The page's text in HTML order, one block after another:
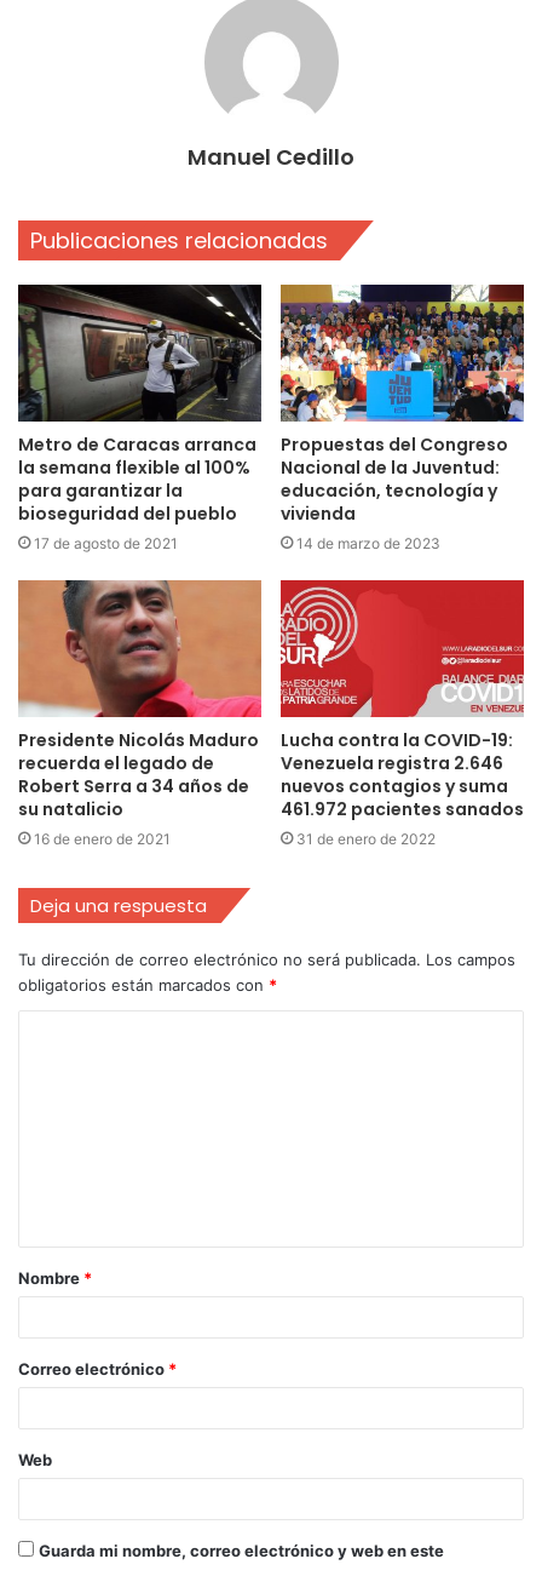
Manuel Cedillo
Publicaciones relacionadas
Metro de Caracas arranca
la semana flexible al 100%
para garantizar la
bioseguridad del pueblo
17 de agosto de 2021
Propuestas del Congreso
Nacional de la Juventud:
educación, tecnología y
vivienda
14 de marzo de 2023
Presidente Nicolás Maduro
recuerda el legado de
Robert Serra a 34 años de
su natalicio
16 de enero de 2021
Lucha contra la COVID-19:
Venezuela registra 2.646
nuevos contagios y suma
461.972 pacientes sanados
31 de enero de 2022
Deja una respuesta
Tu dirección de correo electrónico no será publicada. Los campos
obligatorios están marcados con *
Nombre *
Correo electrónico *
Web
Guarda mi nombre, correo electrónico y web en este